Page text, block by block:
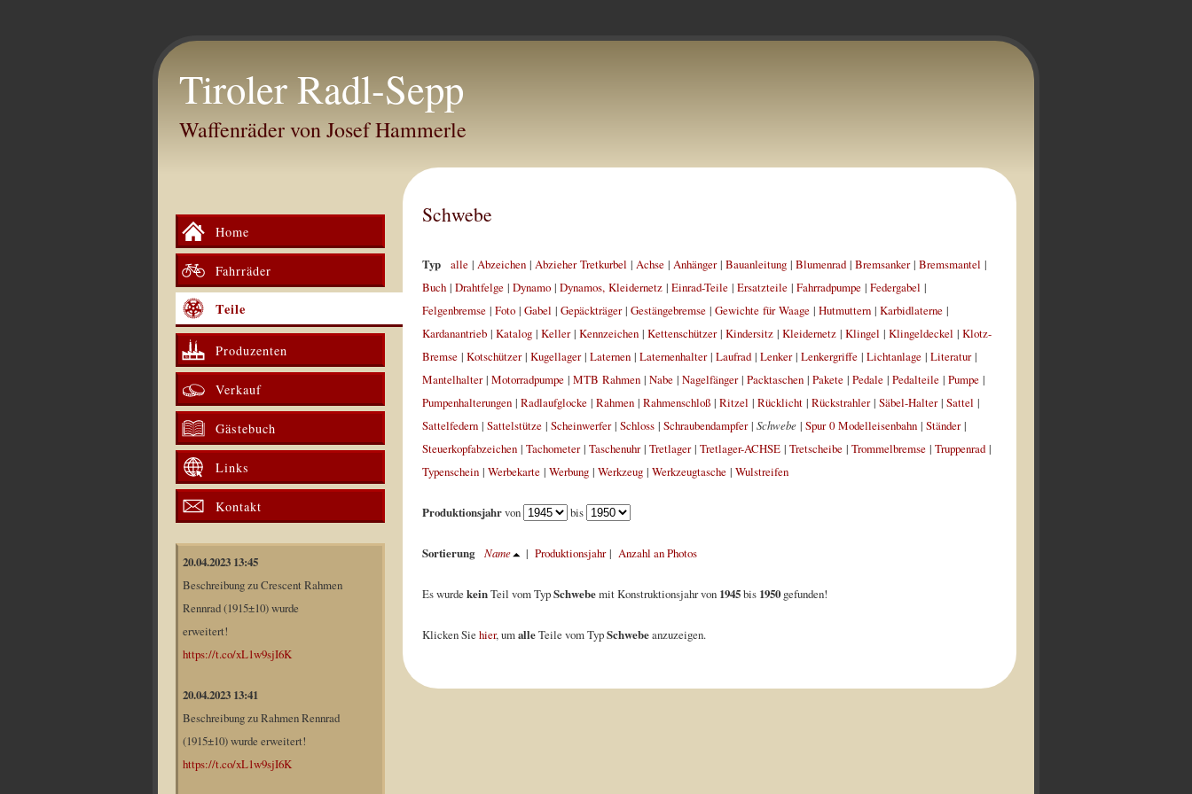
Tiroler Radl-Sepp
Waffenräder von Josef Hammerle
Home
Fahrräder
Teile
Produzenten
Verkauf
Gästebuch
Links
Kontakt
20.04.2023 13:45
Beschreibung zu Crescent Rahmen
Rennrad (1915±10) wurde
erweitert!
https://t.co/xL1w9sjI6K
20.04.2023 13:41
Beschreibung zu Rahmen Rennrad
(1915±10) wurde erweitert!
https://t.co/xL1w9sjI6K
Schwebe
Typ alle| Abzeichen| Abzieher Tretkurbel | Achse| Anhänger| Bauanleitung| Blumenrad| Bremsanker| Bremsmantel |
Buch| Drahtfelge| Dynamo| Dynamos, Kleidernetz| Einrad-Teile| Ersatzteile| Fahrradpumpe| Federgabel |
Felgenbremse| Foto| Gabel | Gepäckträger| Gestängebremse| Gewichte für Waage| Hutmuttern| Karbidlaterne|
Kardanantrieb| Katalog| Keller| Kennzeichen| Kettenschützer| Kindersitz| Kleidernetz| Klingel | Klingeldeckel | Klotz-
Bremse| Kotschützer| Kugellager| Laternen| Laternenhalter| Laufrad| Lenker| Lenkergriffe| Lichtanlage| Literatur|
Mantelhalter| Motorradpumpe| MTB Rahmen| Nabe| Nagelfänger| Packtaschen| Pakete| Pedale| Pedalteile| Pumpe|
Pumpenhalterungen| Radlaufglocke| Rahmen| Rahmenschloß| Ritzel | Rücklicht| Rückstrahler| Säbel-Halter| Sattel |
Sattelfedern| Sattelstütze| Scheinwerfer| Schloss| Schraubendampfer| Schwebe| Spur 0 Modelleisenbahn| Ständer|
Steuerkopfabzeichen| Tachometer| Taschenuhr| Tretlager| Tretlager-ACHSE| Tretscheibe| Trommelbremse| Truppenrad|
Typenschein| Werbekarte| Werbung| Werkzeug| Werkzeugtasche| Wulstreifen
Produktionsjahrvon bis
Sortierung Name | Produktionsjahr| Anzahl an Photos
Es wurdekeinTeil vom TypSchwebemit Konstruktionsjahr von 1945bis 1950gefunden!
Klicken Siehier, umalleTeile vom TypSchwebeanzuzeigen.